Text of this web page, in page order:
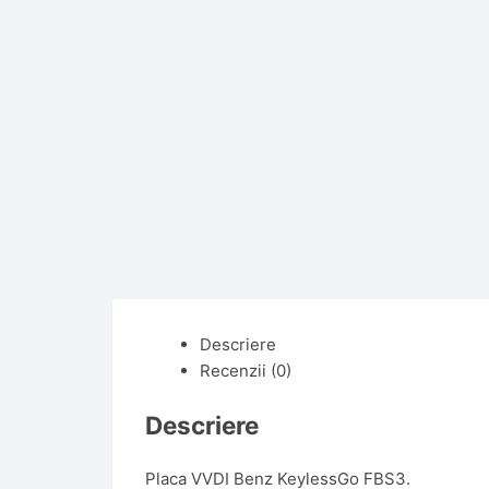
Descriere
Recenzii (0)
Descriere
Placa VVDI Benz KeylessGo FBS3.